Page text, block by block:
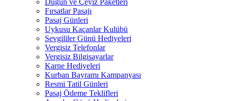
Fırsatlar Pasajı
Pasaj Günleri
Uykusu Kaçanlar Kulübü
Sevgililer Günü Hediyeleri
Vergisiz Telefonlar
Vergisiz Bilgisayarlar
Karne Hediyeleri
Kurban Bayramı Kampanyası
Resmi Tatil Günleri
Pasaj Ödeme Teklifleri